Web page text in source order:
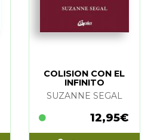
COLISION CON EL
INFINITO
SUZANNE SEGAL
12,95€